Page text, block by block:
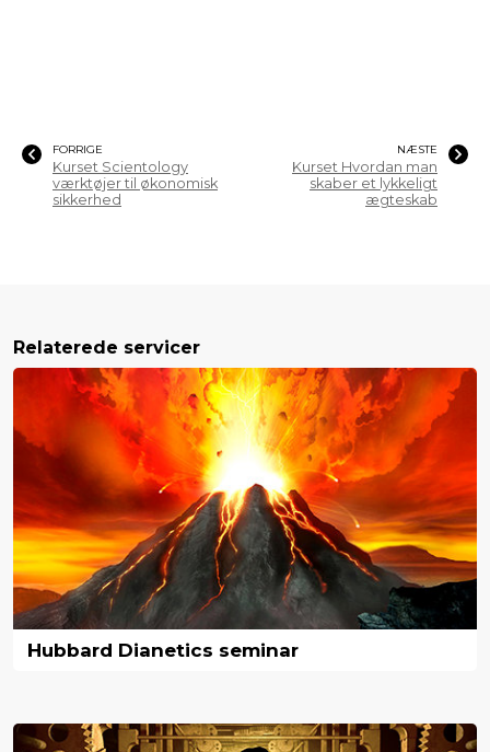
FORRIGE
Kurset Scientology
værktøjer til økonomisk
sikkerhed
NÆSTE
Kurset Hvordan man
skaber et lykkeligt
ægteskab
Relaterede servicer
Hubbard Dianetics seminar